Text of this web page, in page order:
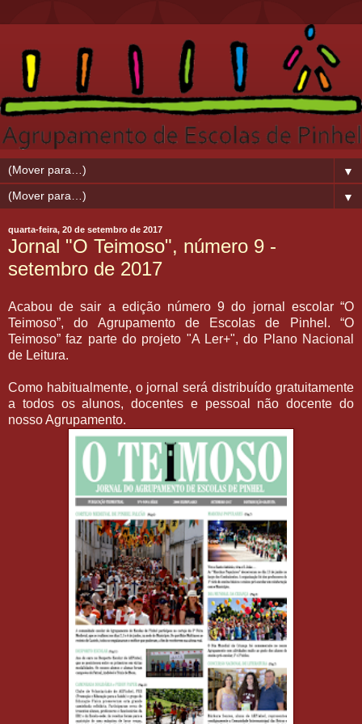
▼
▼
quarta-feira, 20 de setembro de 2017
Jornal "O Teimoso", número 9 -
setembro de 2017
Acabou de sair a edição número 9 do jornal escolar “O
Teimoso”, do Agrupamento de Escolas de Pinhel. “O
Teimoso” faz parte do projeto "A Ler+", do Plano Nacional
de Leitura.
Como habitualmente, o jornal será distribuído gratuitamente
a todos os alunos, docentes e pessoal não docente do
nosso Agrupamento.